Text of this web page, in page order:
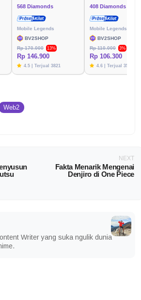
568 Diamonds
Mobile Legends
BV2SHOP
Rp 170.000
13%
Rp 146.900
4.5 | Terjual 3821
408 Diamonds
Mobile Legends
BV2SHOP
Rp 110.000
3%
Rp 106.300
4.6 | Terjual 3576
Web2
NEXT
Fakta Menarik Mengenai
Denjiro di One Piece
Writer yang suka ngulik dunia